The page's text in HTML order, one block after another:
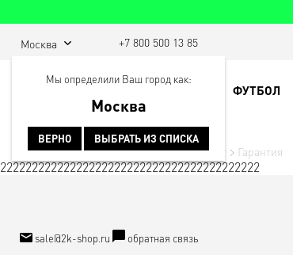
Москва
Мы определили Ваш город как:
Москва
ВЕРНО ВЫБРАТЬ ИЗ СПИСКА
+7 800 500 13 85
ФУТБОЛ
Главная О магазине Гарантия и возврат Гарантия
22222222222222222222222222222222222222222
sale@2k-shop.ru обратная связь